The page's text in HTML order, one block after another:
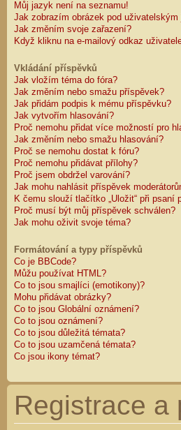
Můj jazyk není na seznamu!
Jak zobrazím obrázek pod uživatelským
Jak změním svoje zařazení?
Když kliknu na e-mailový odkaz
Vkládání příspěvků
Jak vložím téma do fóra?
Jak změním nebo smažu příspěvek?
Jak přidám podpis k mému příspěvku?
Jak vytvořím hlasování?
Proč nemohu přidat více možností pro
Jak změním nebo smažu hlasování?
Proč se nemohu dostat k fóru?
Proč nemohu přidávat přílohy?
Proč jsem obdržel varování?
Jak mohu nahlásit příspěvek
K čemu slouží tlačítko „Uložit“ při psaní
Proč musí být můj příspěvek schválen?
Jak mohu oživit svoje téma?
Formátování a typy příspěvků
Co je BBCode?
Můžu používat HTML?
Co to jsou smajlíci (emotikony)?
Mohu přidávat obrázky?
Co to jsou Globální oznámení?
Co to jsou oznámení?
Co to jsou důležitá témata?
Co to jsou uzamčená témata?
Co jsou ikony témat?
Registrace a